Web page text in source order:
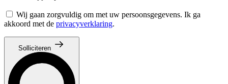
Wij gaan zorgvuldig om met uw persoonsgegevens. Ik ga
akkoord met de privacyverklaring.
Solliciteren